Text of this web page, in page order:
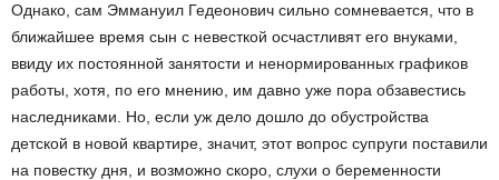
Однако, сам Эммануил Гедеонович сильно сомневается, что в
ближайшее время сын с невесткой осчастливят его внуками,
ввиду их постоянной занятости и ненормированных графиков
работы, хотя, по его мнению, им давно уже пора обзавестись
наследниками. Но, если уж дело дошло до обустройства
детской в новой квартире, значит, этот вопрос супруги поставили
на повестку дня, и возможно скоро, слухи о беременности